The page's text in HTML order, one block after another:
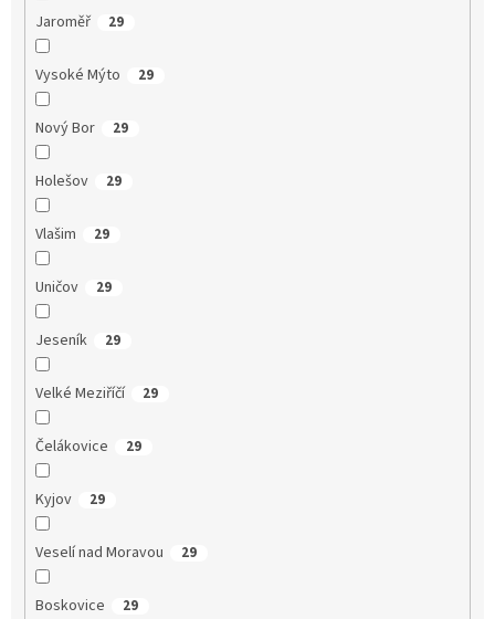
Jaroměř 29
Vysoké Mýto 29
Nový Bor 29
Holešov 29
Vlašim 29
Uničov 29
Jeseník 29
Velké Meziříčí 29
Čelákovice 29
Kyjov 29
Veselí nad Moravou 29
Boskovice 29